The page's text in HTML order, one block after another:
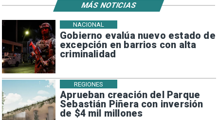
Gobierno evalúa nuevo estado de
excepción en barrios con alta
criminalidad
NACIONAL
Aprueban creación del Parque
Sebastián Piñera con inversión
de $4 mil millones
REGIONES
MÁS NOTICIAS